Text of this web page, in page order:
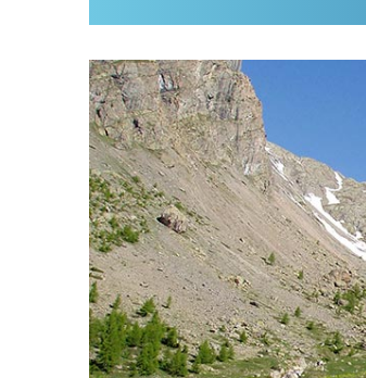
Im Tourenarchiv
Land:
Region:
Gebirge: